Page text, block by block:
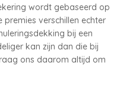
wordt gebaseerd op
premies verschillen echter
bij een
kan zijn dan die bij
ons daarom altijd om